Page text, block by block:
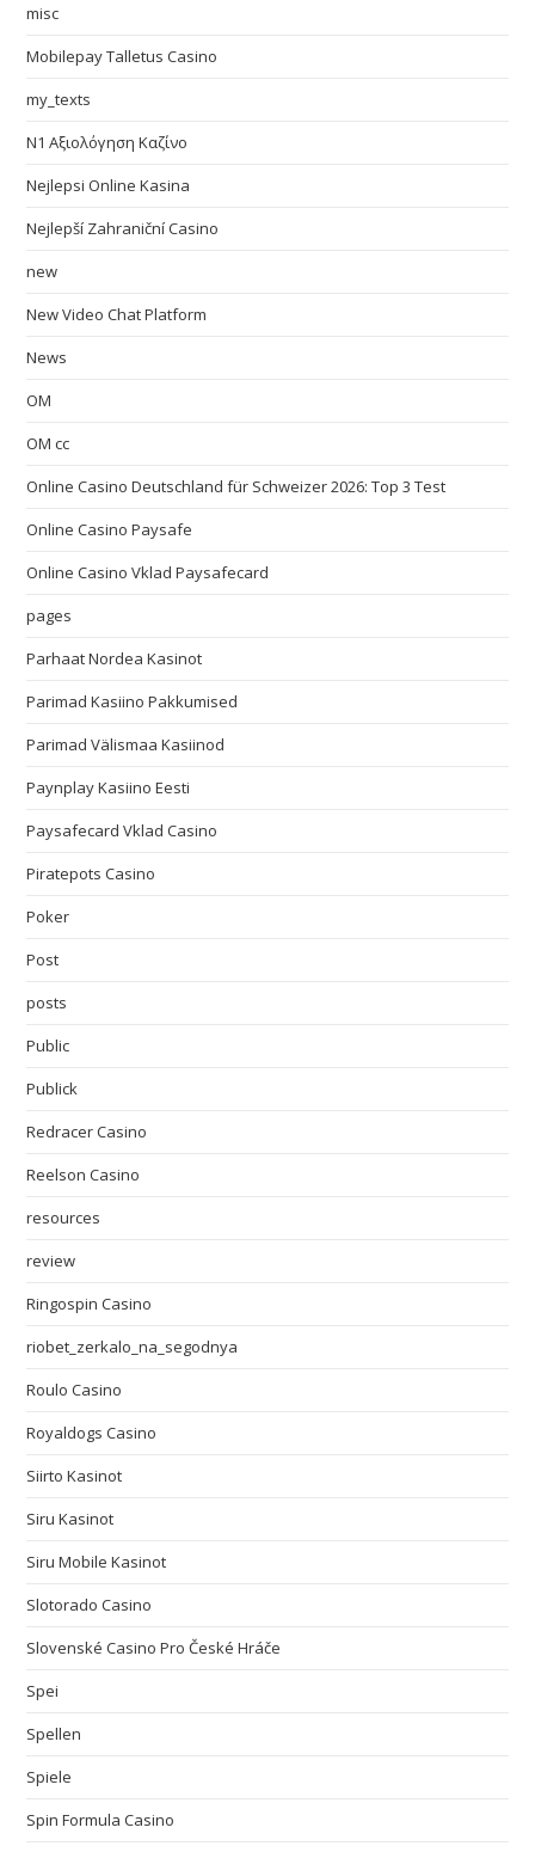
misc
Mobilepay Talletus Casino
my_texts
N1 Αξιολόγηση Καζίνο
Nejlepsi Online Kasina
Nejlepší Zahraniční Casino
new
New Video Chat Platform
News
OM
OM cc
Online Casino Deutschland für Schweizer 2026: Top 3 Test
Online Casino Paysafe
Online Casino Vklad Paysafecard
pages
Parhaat Nordea Kasinot
Parimad Kasiino Pakkumised
Parimad Välismaa Kasiinod
Paynplay Kasiino Eesti
Paysafecard Vklad Casino
Piratepots Casino
Poker
Post
posts
Public
Publick
Redracer Casino
Reelson Casino
resources
review
Ringospin Casino
riobet_zerkalo_na_segodnya
Roulo Casino
Royaldogs Casino
Siirto Kasinot
Siru Kasinot
Siru Mobile Kasinot
Slotorado Casino
Slovenské Casino Pro České Hráče
Spei
Spellen
Spiele
Spin Formula Casino